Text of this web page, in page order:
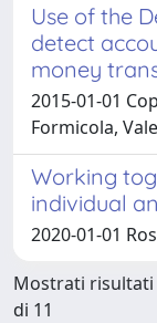
Use of the
detect
money
2015-01-01
Formicola,
Working
individual
2020-01-01
Mostrati risultati
di 11